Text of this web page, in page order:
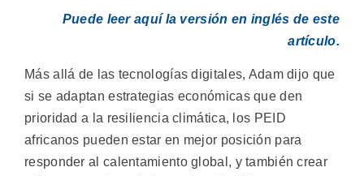
Puede leer aquí la versión en inglés de este
artículo.
Más allá de las tecnologías digitales, Adam dijo que
si se adaptan estrategias económicas que den
prioridad a la resiliencia climática, los PEID
africanos pueden estar en mejor posición para
responder al calentamiento global, y también crear